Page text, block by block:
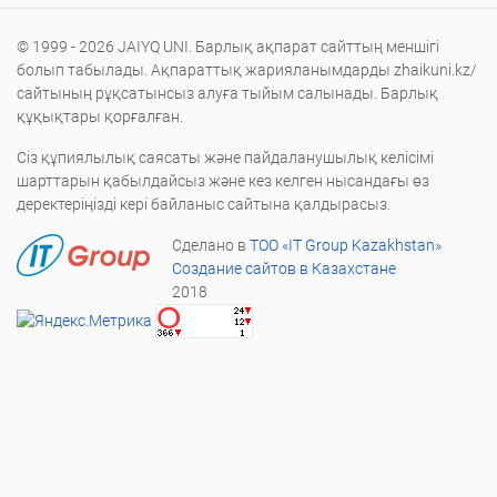
© 1999 - 2026 JAIYQ UNI. Барлық ақпарат сайттың меншігі
болып табылады. Ақпараттық жарияланымдарды zhaikuni.kz/
сайтының рұқсатынсыз алуға тыйым салынады. Барлық
құқықтары қорғалған.
Сіз құпиялылық саясаты және пайдаланушылық келісімі
шарттарын қабылдайсыз және кез келген нысандағы өз
деректеріңізді кері байланыс сайтына қалдырасыз.
Сделано в ТОО «IT Group Kazakhstan»
Создание сайтов в Казахстане
2018